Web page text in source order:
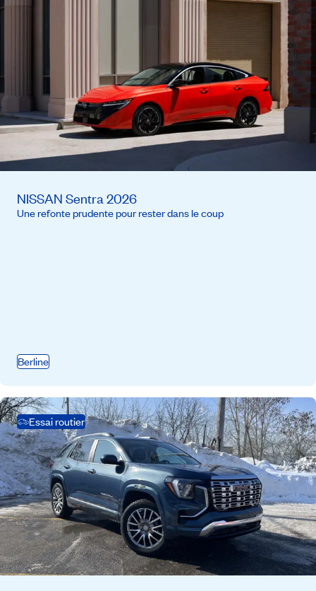
NISSAN Sentra 2026
Une refonte prudente pour rester dans le coup
Berline
Essai routier